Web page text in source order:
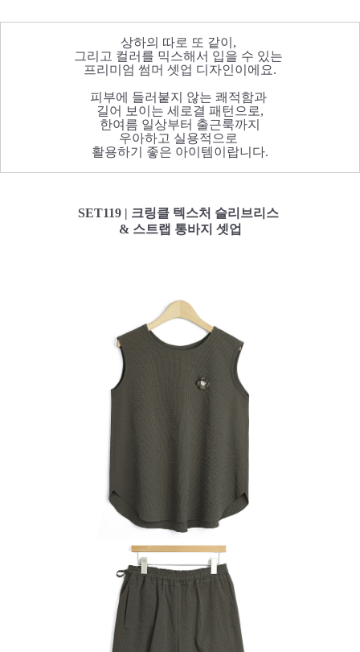
상하의 따로 또 같이,
그리고 컬러를 믹스해서 입을 수 있는
프리미엄 썸머 셋업 디자인이에요.
피부에 들러붙지 않는 쾌적함과
길어 보이는 세로결 패턴으로,
한여름 일상부터 출근룩까지
우아하고 실용적으로
활용하기 좋은 아이템이랍니다.
SET119 | 크링클 텍스처 슬리브리스
& 스트랩 통바지 셋업